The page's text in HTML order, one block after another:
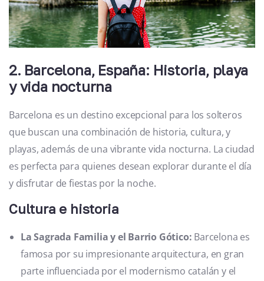
2. Barcelona, España: Historia, playa
y vida nocturna
Barcelona es un destino excepcional para los solteros
que buscan una combinación de historia, cultura, y
playas, además de una vibrante vida nocturna. La ciudad
es perfecta para quienes desean explorar durante el día
y disfrutar de fiestas por la noche.
Cultura e historia
La Sagrada Familia y el Barrio Gótico: Barcelona es
famosa por su impresionante arquitectura, en gran
parte influenciada por el modernismo catalán y el